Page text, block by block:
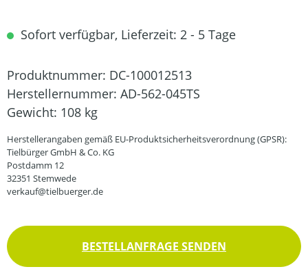
Sofort verfügbar, Lieferzeit: 2 - 5 Tage
Produktnummer: DC-100012513
Herstellernummer: AD-562-045TS
Gewicht: 108 kg
Herstellerangaben gemäß EU-Produktsicherheitsverordnung (GPSR):
Tielbürger GmbH & Co. KG
Postdamm 12
32351 Stemwede
verkauf@tielbuerger.de
BESTELLANFRAGE SENDEN